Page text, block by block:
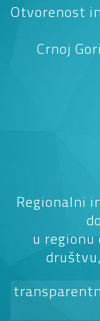
Otvorenost
Crnoj
Regionalni
u